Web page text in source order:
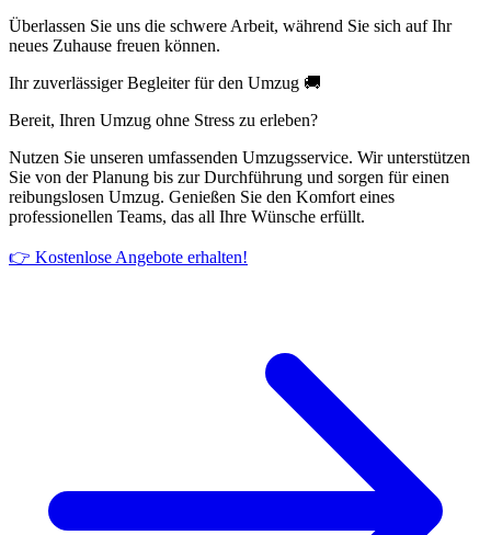
Überlassen Sie uns die schwere Arbeit, während Sie sich auf Ihr
neues Zuhause freuen können.
Ihr zuverlässiger Begleiter für den Umzug 🚚
Bereit, Ihren Umzug ohne Stress zu erleben?
Nutzen Sie unseren umfassenden Umzugsservice. Wir unterstützen
Sie von der Planung bis zur Durchführung und sorgen für einen
reibungslosen Umzug. Genießen Sie den Komfort eines
professionellen Teams, das all Ihre Wünsche erfüllt.
👉 Kostenlose Angebote erhalten!